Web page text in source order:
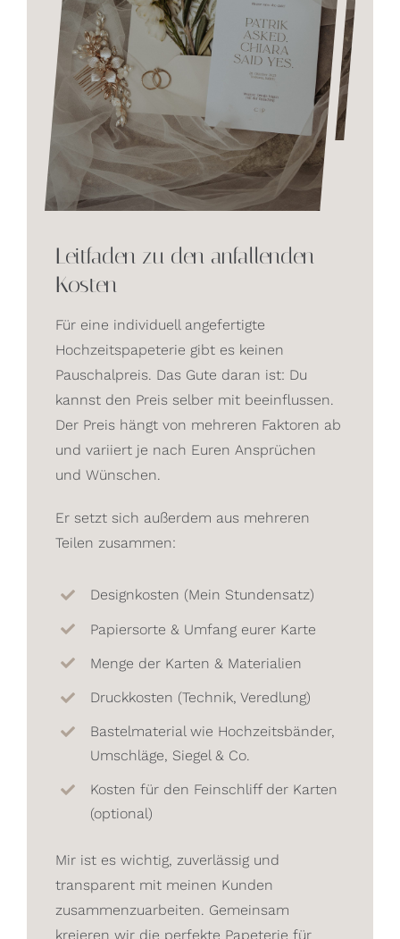
Leitfaden zu den anfallenden
Kosten
Für eine individuell angefertigte
Hochzeitspapeterie gibt es keinen
Pauschalpreis. Das Gute daran ist: Du
kannst den Preis selber mit beeinflussen.
Der Preis hängt von mehreren Faktoren ab
und variiert je nach Euren Ansprüchen
und Wünschen.
Er setzt sich außerdem aus mehreren
Teilen zusammen:
Designkosten (Mein Stundensatz)
Papiersorte & Umfang eurer Karte
Menge der Karten & Materialien
Druckkosten (Technik, Veredlung)
Bastelmaterial wie Hochzeitsbänder,
Umschläge, Siegel & Co.
Kosten für den Feinschliff der Karten
(optional)
Mir ist es wichtig, zuverlässig und
transparent mit meinen Kunden
zusammenzuarbeiten. Gemeinsam
kreieren wir die perfekte Papeterie für